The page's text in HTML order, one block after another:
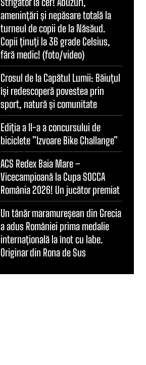
amenințări și nepăsare totală la
turneul de copii de la Năsăud.
Copii ținuți la 36 grade Celsius,
fără medic! (foto/video)
Crosul de la Capătul Lumii: Băiuțul
își redescoperă povestea prin
sport, natură și comunitate
Ediția a II-a a concursului de
biciclete ”Izvoare Bike Challange”
ACS Redex Baia Mare –
Vicecampioană la Cupa SOCCA
România 2026! Un jucător premiat
Un tânăr maramureșean din Grecia
a adus României prima medalie
internațională la înot cu labe.
Originar din Rona de Sus